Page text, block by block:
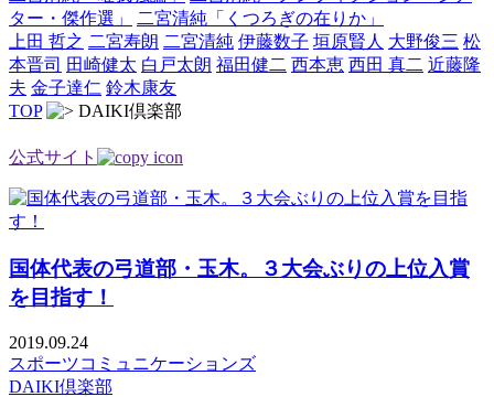
ター・傑作選」
二宮清純「くつろぎの在りか」
上田 哲之 二宮寿朗 二宮清純 伊藤数子 垣原賢人 大野俊三 松
本晋司 田崎健太 白戸太朗 福田健二 西本恵 西田 真二 近藤隆
夫 金子達仁 鈴木康友
TOP
DAIKI倶楽部
公式サイト
国体代表の弓道部・玉木。３大会ぶりの上位入賞
を目指す！
2019.09.24
スポーツコミュニケーションズ
DAIKI倶楽部